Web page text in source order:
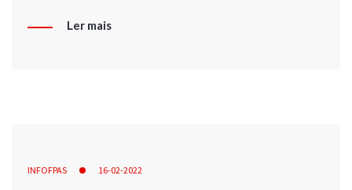
Ler mais
INFOFPAS 16-02-2022